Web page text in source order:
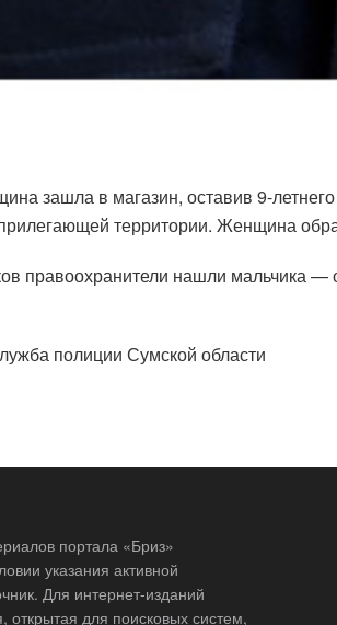
зашла в магазин, оставив 9-
территории. Женщина
правоохранители нашли мальчика
полиции Сумской области
портала «Бриз»
указания активной
Для интернет-изданий
открытая для поисковых систем,